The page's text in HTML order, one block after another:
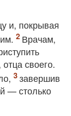
и, покрывая
Врачам,
своего.
завершив
— столько